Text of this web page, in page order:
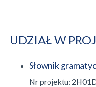
UDZIAŁ W
Słownik
Nr projektu: